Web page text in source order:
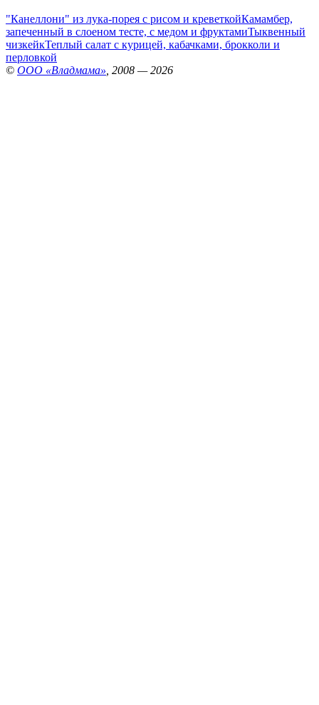
"Канеллони" из лука-порея с рисом и креветкойКамамбер,
запеченный в слоеном тесте, с медом и фруктамиТыквенный
чизкейкТеплый салат с курицей, кабачками, брокколи и
перловкой
© ООО «Владмама» , 2008 — 2026